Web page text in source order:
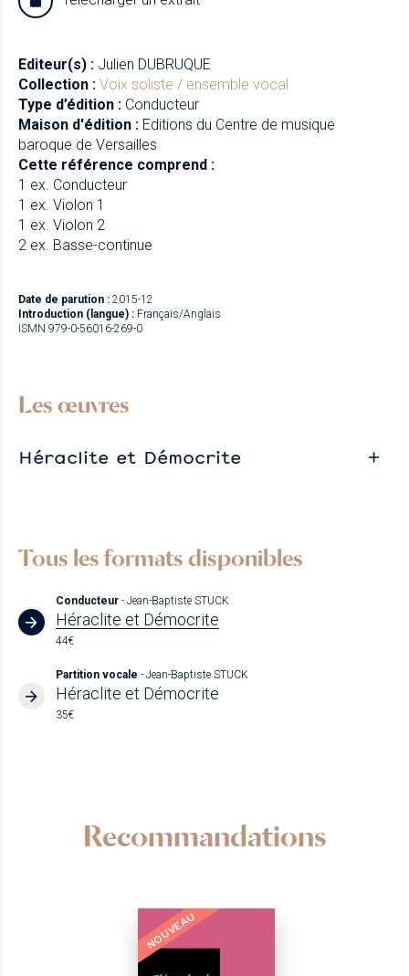
Editeur(s) : Julien DUBRUQUE
Collection : Voix soliste / ensemble vocal
Type d’édition : Conducteur
Maison d'édition : Editions du Centre de musique
baroque de Versailles
Cette référence comprend :
1 ex. Conducteur
1 ex. Violon 1
1 ex. Violon 2
2 ex. Basse-continue
Date de parution : 2015-12
Introduction (langue) : Français/Anglais
ISMN 979-0-56016-269-0
Les œuvres
Héraclite et Démocrite
Tous les formats disponibles
Conducteur - Jean-Baptiste STUCK
Héraclite et Démocrite
44€
Partition vocale - Jean-Baptiste STUCK
Héraclite et Démocrite
35€
Recommandations
NOUVEAU